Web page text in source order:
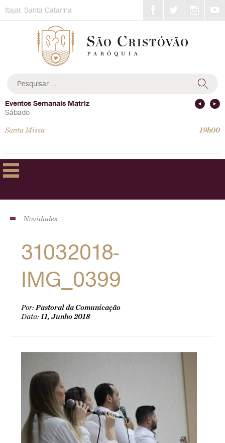
toItajaí, Santa Catarina
por:
Eventos Semanais Matriz
Sábado
Santa Missa 19h00
Novidades
31032018-
IMG_0399
Por:Pastoral da Comunicação
Data:11, Junho 2018